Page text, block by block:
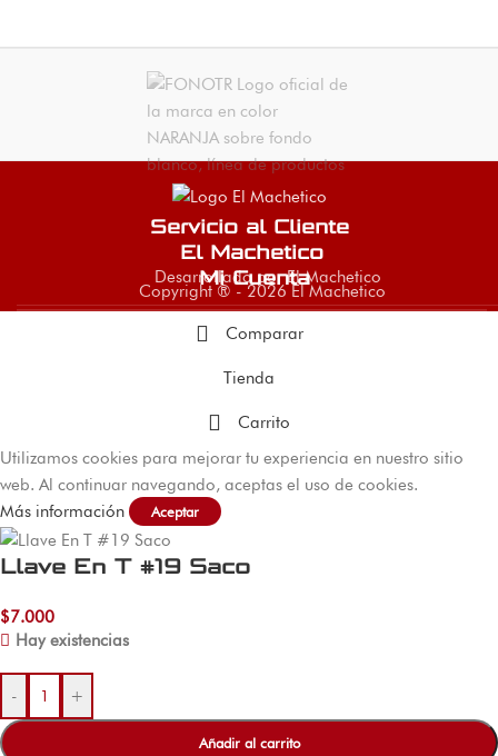
Servicio al Cliente
El Machetico
Mi Cuenta
Desarrollado por El Machetico
Copyright ® - 2026 El Machetico
Comparar
Tienda
Carrito
Utilizamos cookies para mejorar tu experiencia en nuestro sitio
web. Al continuar navegando, aceptas el uso de cookies.
Más información
Aceptar
Llave En T #19 Saco
$7.000
Hay existencias
- +
Añadir al carrito